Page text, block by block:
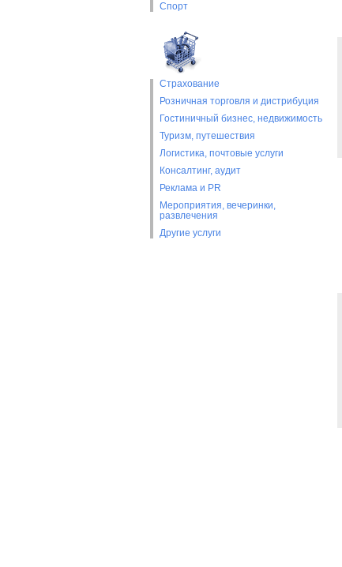
Спорт
Страхование
Розничная торговля и дистрибуция
Гостиничный бизнес, недвижимость
Туризм, путешествия
Логистика, почтовые услуги
Консалтинг, аудит
Реклама и PR
Мероприятия, вечеринки,
развлечения
Другие услуги